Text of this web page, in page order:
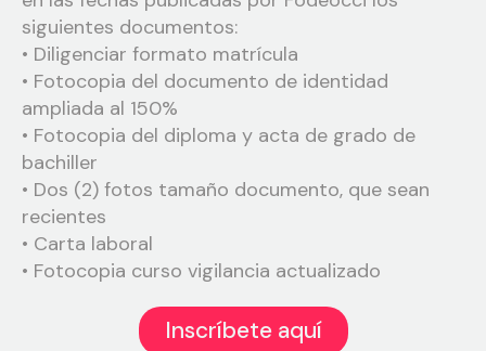
siguientes documentos:
• Diligenciar formato matrícula
• Fotocopia del documento de identidad
ampliada al 150%
• Fotocopia del diploma y acta de grado de
bachiller
• Dos (2) fotos tamaño documento, que sean
recientes
• Carta laboral
• Fotocopia curso vigilancia actualizado
Inscríbete aquí